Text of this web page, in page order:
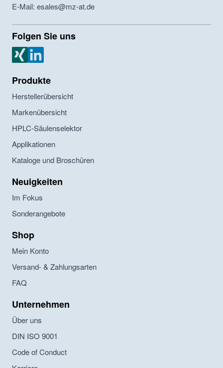
E-Mail: esales@mz-at.de
Folgen Sie uns
MZ Analysentechnik Xing
MZ Analysentechnik LinkedIn
Produkte
Herstellerübersicht
Markenübersicht
HPLC-Säulenselektor
Applikationen
Kataloge und Broschüren
Neuigkeiten
Im Fokus
Sonderangebote
Shop
Mein Konto
Versand- & Zahlungsarten
FAQ
Unternehmen
Über uns
DIN ISO 9001
Code of Conduct